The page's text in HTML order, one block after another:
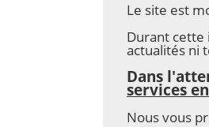
Le site est
Durant cette
actualités ni
Dans
services
Nous vous